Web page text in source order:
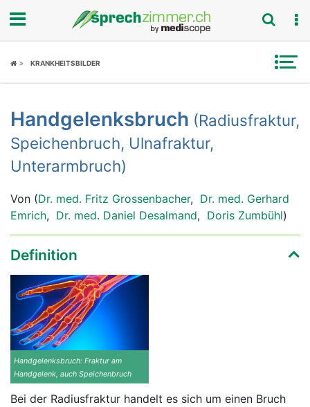
Fokus
Symptome
Untersuchungen
News
Ratgeber
Rubriken
KRANKHEITSBILDER
Handgelenksbruch (Radiusfraktur,
Speichenbruch, Ulnafraktur,
Unterarmbruch)
Von (Dr. med. Fritz Grossenbacher, Dr. med. Gerhard
Emrich, Dr. med. Daniel Desalmand, Doris Zumbühl)
Definition
Handgelenksbruch: Fraktur am
Handgelenk, auch Speichenbruch
Bei der Radiusfraktur handelt es sich um einen Bruch